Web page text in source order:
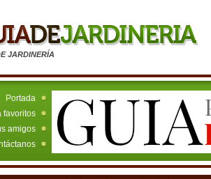
JARDINERÍA
Portada
favoritos
amigos